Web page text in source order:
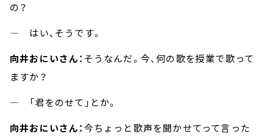
の？
― はい、そうです。
向井おにいさん： そうなんだ。今、何の歌を授業で歌って
ますか？
― 「君をのせて」とか。
向井おにいさん：今ちょっと歌声を聞かせてって言った